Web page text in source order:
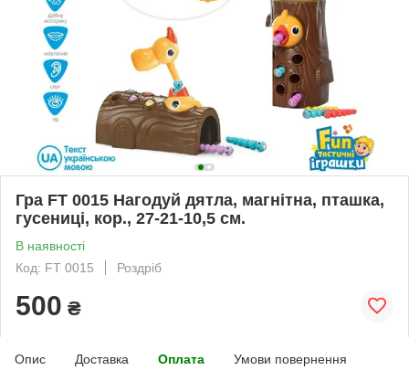
Гра FT 0015 Нагодуй дятла, магнітна, пташка,
гусениці, кор., 27-21-10,5 см.
В наявності
Код: FT 0015
Роздріб
500 ₴
Опис Доставка Оплата Умови повернення